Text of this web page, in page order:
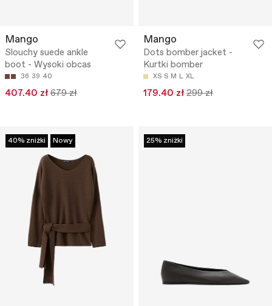
Mango
Slouchy suede ankle
boot - Wysoki obcas
36 39 40
407.40 zł 679 zł
Mango
Dots bomber jacket -
Kurtki bomber
XS S M L XL
179.40 zł 299 zł
40% zniżki Nowy 25% zniżki